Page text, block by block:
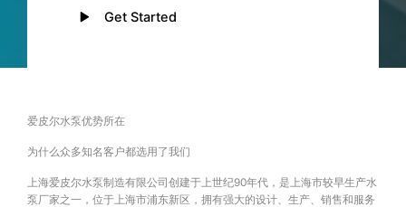
Get Started
爱皮尔水泵优势所在
为什么众多知名客户都选用了我们
上海爱皮尔水泵制造有限公司创建于上世纪90年代，是上海市较早生产水
泵厂家之一，位于上海市浦东新区，拥有强大的设计、生产、销售和服务